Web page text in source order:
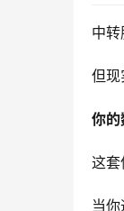
中
但现
你
这套
当